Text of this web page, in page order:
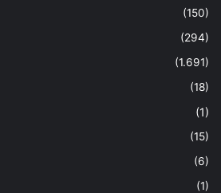
(150)
(294)
(1.691)
(18)
(1)
(15)
(6)
(1)